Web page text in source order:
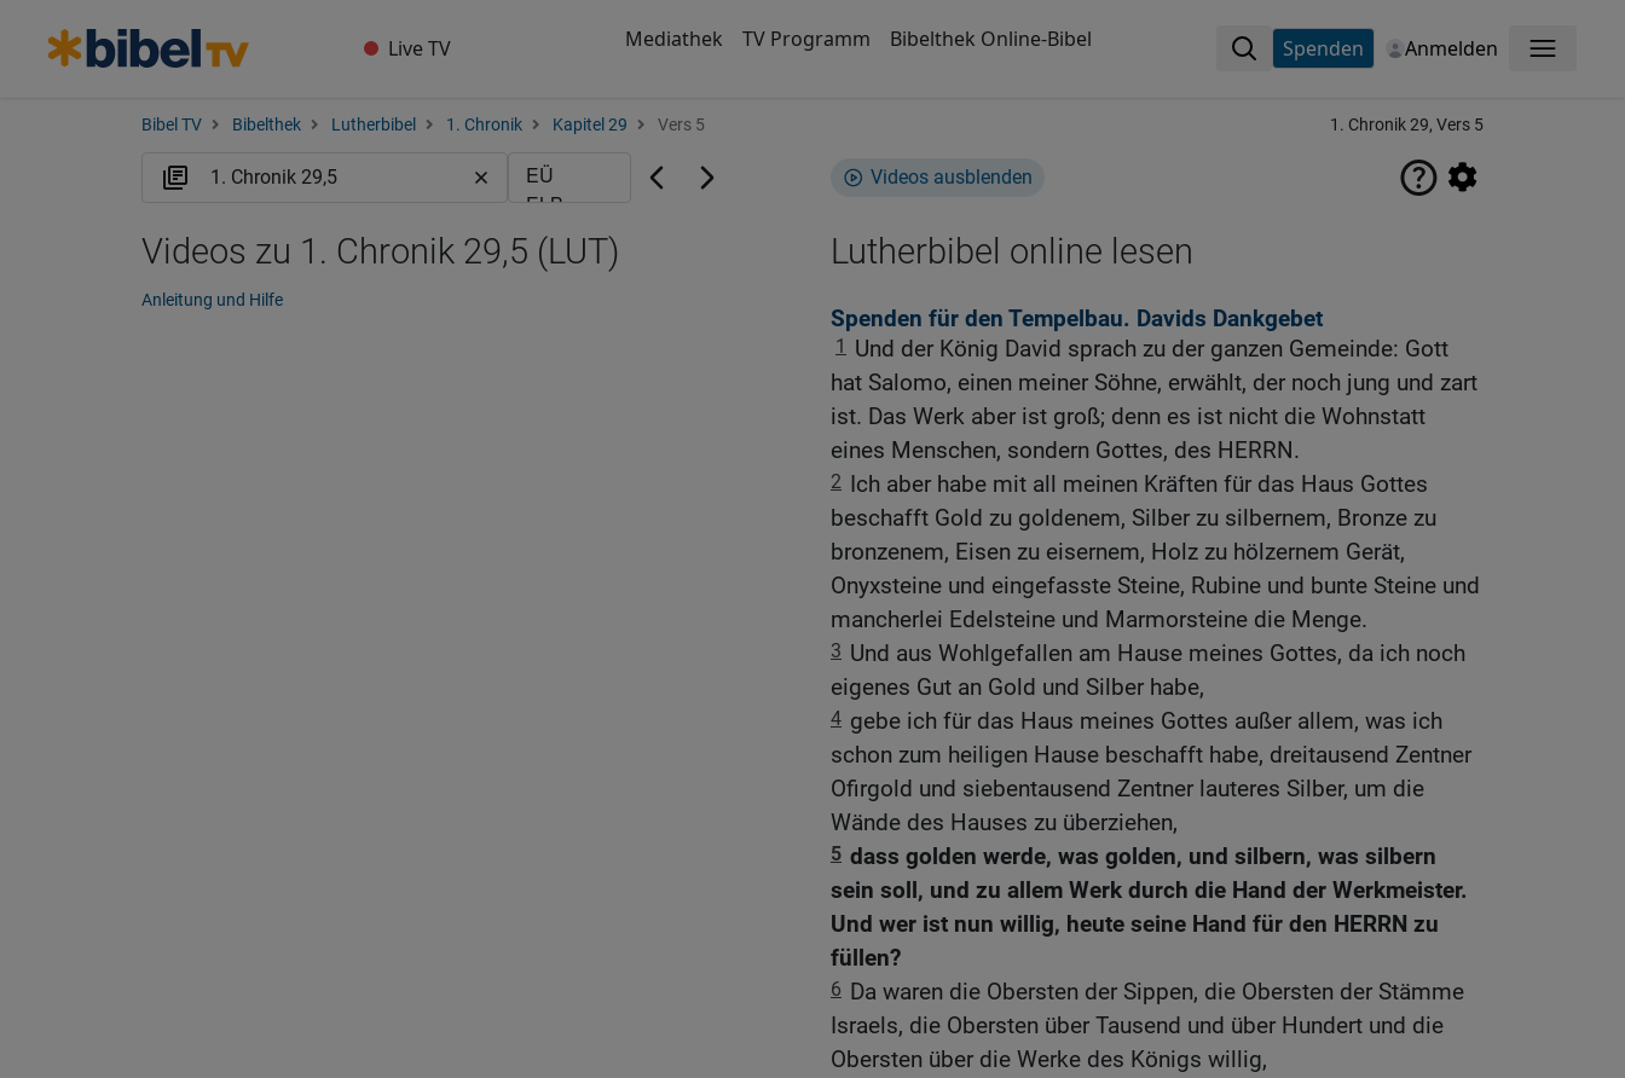
Live TV Mediathek TV Programm Bibelthek Online-Bibel Spenden Anmelden Menü
Bibel TV Bibelthek Lutherbibel 1. Chronik Kapitel 29 Vers 5 1. Chronik 29, Vers 5
Videos ausblenden
Lutherbibel online lesen
Spenden für den Tempelbau. Davids Dankgebet
1
Und der König David sprach zu der ganzen Gemeinde: Gott
hat Salomo, einen meiner Söhne, erwählt, der noch jung und zart
ist. Das Werk aber ist groß; denn es ist nicht die Wohnstatt
eines Menschen, sondern Gottes, des HERRN.
2 Ich aber habe mit all meinen Kräften für das Haus Gottes
beschafft Gold zu goldenem, Silber zu silbernem, Bronze zu
bronzenem, Eisen zu eisernem, Holz zu hölzernem Gerät,
Onyxsteine und eingefasste Steine, Rubine und bunte Steine und
mancherlei Edelsteine und Marmorsteine die Menge.
3 Und aus Wohlgefallen am Hause meines Gottes, da ich noch
eigenes Gut an Gold und Silber habe,
4 gebe ich für das Haus meines Gottes außer allem, was ich
schon zum heiligen Hause beschafft habe, dreitausend Zentner
Ofirgold und siebentausend Zentner lauteres Silber, um die
Wände des Hauses zu überziehen,
5 dass golden werde, was golden, und silbern, was silbern
sein soll, und zu allem Werk durch die Hand der Werkmeister.
Und wer ist nun willig, heute seine Hand für den HERRN zu
füllen?
6 Da waren die Obersten der Sippen, die Obersten der Stämme
Israels, die Obersten über Tausend und über Hundert und die
Obersten über die Werke des Königs willig,
Videos zu 1. Chronik 29,5 (LUT)
Anleitung und Hilfe